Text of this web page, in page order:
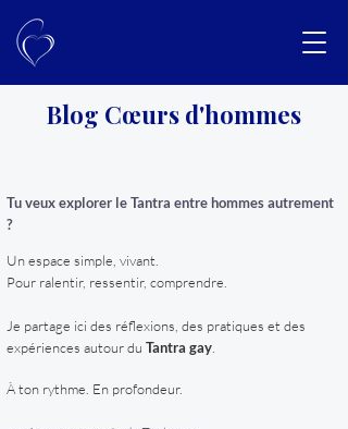
Blog Cœurs d'hommes
Tu veux explorer le Tantra entre hommes autrement
?
Un espace simple, vivant.
Pour ralentir, ressentir, comprendre.
Je partage ici des réflexions, des pratiques et des
expériences autour du Tantra gay
À ton rythme. En profondeur.